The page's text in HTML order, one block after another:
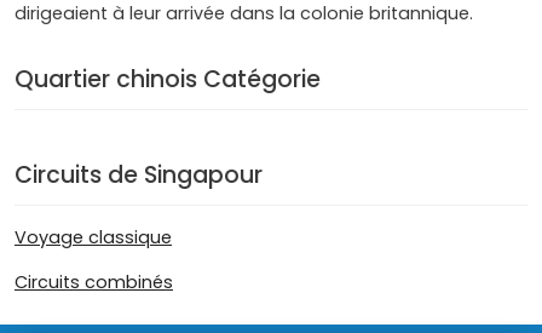
dirigeaient à leur arrivée dans la colonie britannique.
Quartier chinois Catégorie
Circuits de Singapour
Voyage classique
Circuits combinés